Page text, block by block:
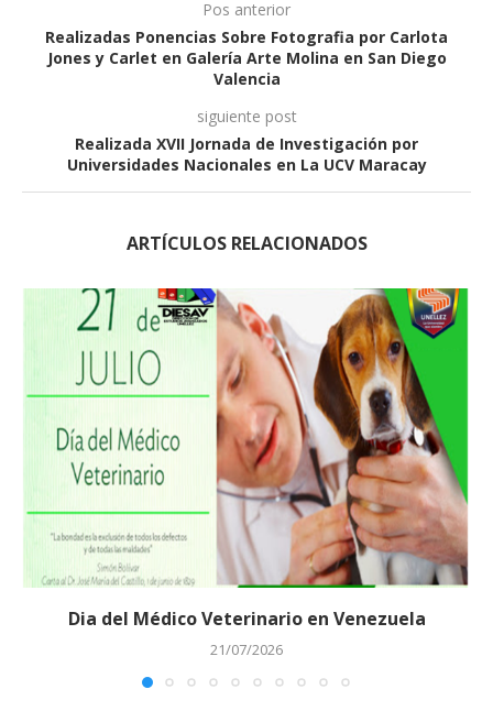
Pos anterior
Realizadas Ponencias Sobre Fotografia por Carlota
Jones y Carlet en Galería Arte Molina en San Diego
Valencia
siguiente post
Realizada XVII Jornada de Investigación por
Universidades Nacionales en La UCV Maracay
ARTÍCULOS RELACIONADOS
Dia del Médico Veterinario en Venezuela
21/07/2026